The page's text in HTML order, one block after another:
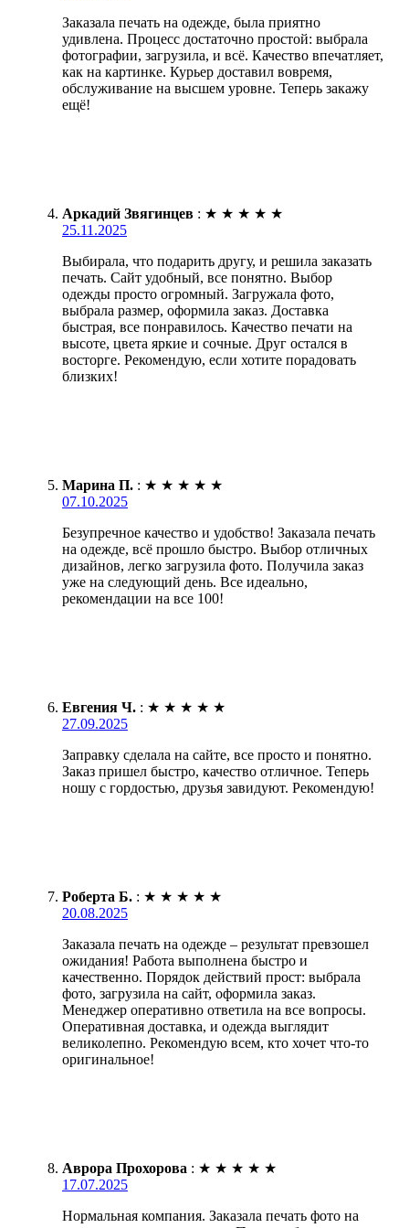
Заказала печать на одежде, была приятно
удивлена. Процесс достаточно простой: выбрала
фотографии, загрузила, и всё. Качество впечатляет,
как на картинке. Курьер доставил вовремя,
обслуживание на высшем уровне. Теперь закажу
ещё!
Аркадий Звягинцев : ★ ★ ★ ★ ★
25.11.2025
Выбирала, что подарить другу, и решила заказать
печать. Сайт удобный, все понятно. Выбор
одежды просто огромный. Загружала фото,
выбрала размер, оформила заказ. Доставка
быстрая, все понравилось. Качество печати на
высоте, цвета яркие и сочные. Друг остался в
восторге. Рекомендую, если хотите порадовать
близких!
Марина П. : ★ ★ ★ ★ ★
07.10.2025
Безупречное качество и удобство! Заказала печать
на одежде, всё прошло быстро. Выбор отличных
дизайнов, легко загрузила фото. Получила заказ
уже на следующий день. Все идеально,
рекомендации на все 100!
Евгения Ч. : ★ ★ ★ ★ ★
27.09.2025
Заправку сделала на сайте, все просто и понятно.
Заказ пришел быстро, качество отличное. Теперь
ношу с гордостью, друзья завидуют. Рекомендую!
Роберта Б. : ★ ★ ★ ★ ★
20.08.2025
Заказала печать на одежде – результат превзошел
ожидания! Работа выполнена быстро и
качественно. Порядок действий прост: выбрала
фото, загрузила на сайт, оформила заказ.
Менеджер оперативно ответила на все вопросы.
Оперативная доставка, и одежда выглядит
великолепно. Рекомендую всем, кто хочет что-то
оригинальное!
Аврора Прохорова : ★ ★ ★ ★ ★
17.07.2025
Нормальная компания. Заказала печать фото на